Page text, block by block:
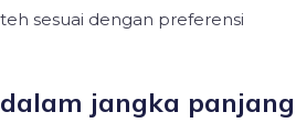
sesuai dengan preferensi
jangka panjang